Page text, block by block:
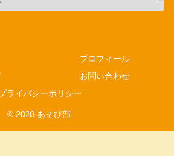
プロフィール
お問い合わせ
ライバシーポリシー
© 2020 あそび部.